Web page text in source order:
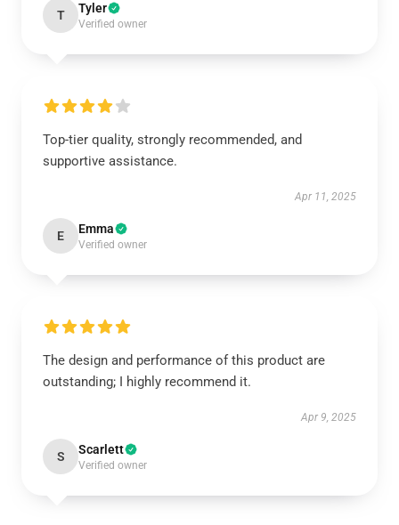
T Tyler
Verified owner
Top-tier quality, strongly recommended, and
supportive assistance.
Apr 11, 2025
E Emma
Verified owner
The design and performance of this product are
outstanding; I highly recommend it.
Apr 9, 2025
S Scarlett
Verified owner